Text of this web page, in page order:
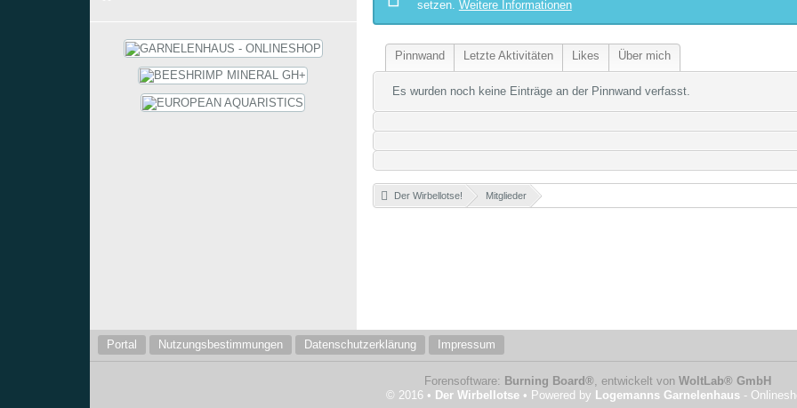
setzen. Weitere Informationen
Pinnwand Letzte Aktivitäten Likes Über mich
Es wurden noch keine Einträge an der Pinnwand verfasst.
Der Wirbellotse! Mitglieder»
Portal Nutzungsbestimmungen Datenschutzerklärung Impressum
Forensoftware: Burning Board®, entwickelt von WoltLab® GmbH
© 2016 • Der Wirbellotse • Powered by Logemanns Garnelenhaus -